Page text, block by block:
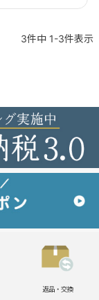
3件中 1-3件表示
返品・交換